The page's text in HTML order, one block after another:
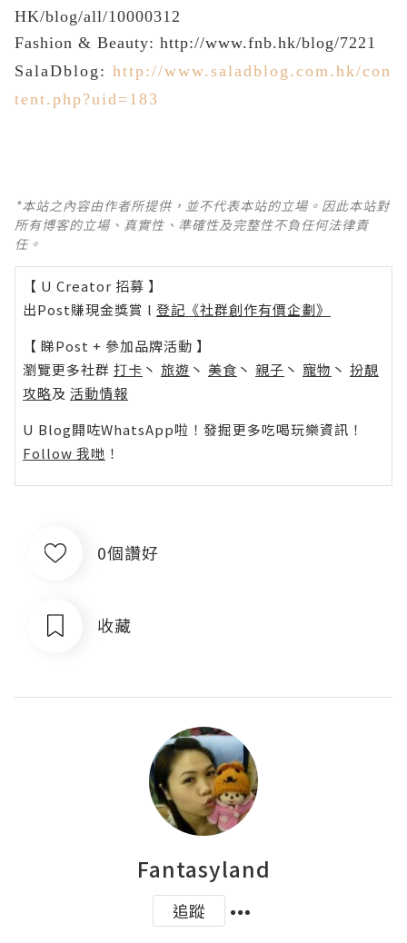
HK/blog/all/10000312
Fashion & Beauty: http://www.fnb.hk/blog/7221
SalaDblog: http://www.saladblog.com.hk/con
tent.php?uid=183
*本站之內容由作者所提供，並不代表本站的立場。因此本站對
所有博客的立場、真實性、準確性及完整性不負任何法律責
任。
【 U Creator 招募 】
出Post賺現金獎賞 l 登記《社群創作有價企劃》
【 睇Post + 參加品牌活動 】
瀏覽更多社群 打卡 丶 旅遊 丶 美食 丶 親子 丶 寵物 丶 扮靚
攻略及 活動情報
U Blog開咗WhatsApp啦！發掘更多吃喝玩樂資訊！
Follow 我哋 ！
0個讚好
收藏
Fantasyland
追蹤